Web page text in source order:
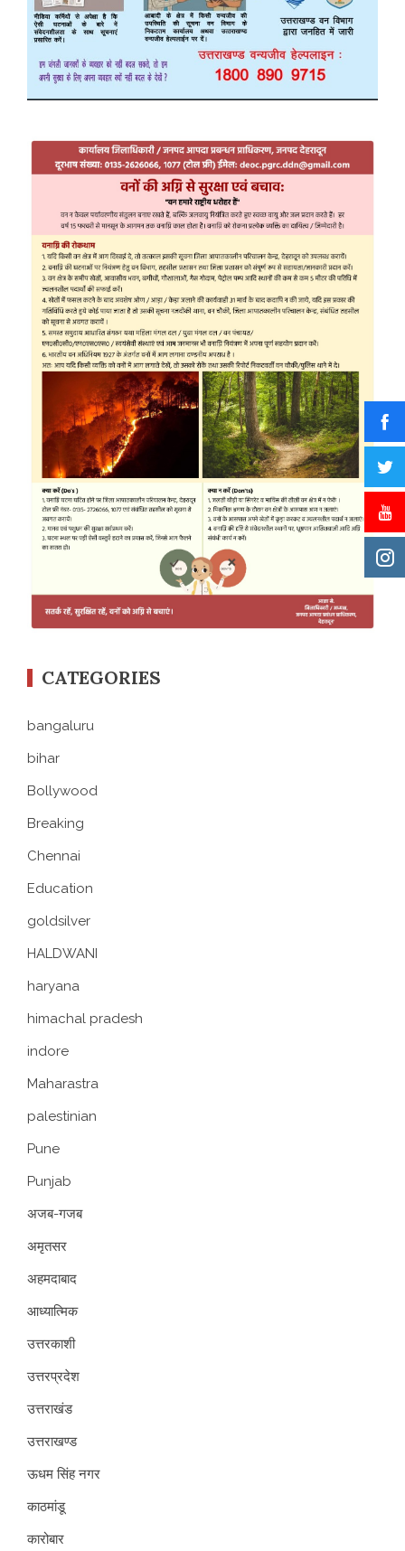
CATEGORIES
bangaluru
bihar
Bollywood
Breaking
Chennai
Education
goldsilver
HALDWANI
haryana
himachal pradesh
indore
Maharastra
palestinian
Pune
Punjab
अजब-गजब
अमृतसर
अहमदाबाद
आध्यात्मिक
उत्तरकाशी
उत्तरप्रदेश
उत्तराखंड
उत्तराखण्ड
ऊधम सिंह नगर
काठमांडू
कारोबार